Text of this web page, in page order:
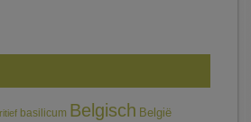
basilicum Belgisch België